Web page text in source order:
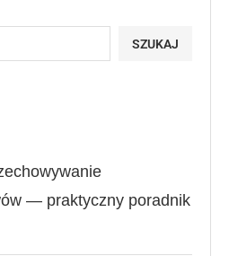
SZUKAJ
— praktyczny poradnik